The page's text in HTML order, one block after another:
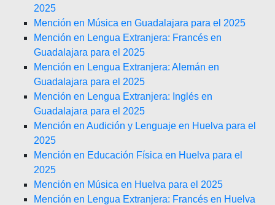
2025
Mención en Música en Guadalajara para el 2025
Mención en Lengua Extranjera: Francés en
Guadalajara para el 2025
Mención en Lengua Extranjera: Alemán en
Guadalajara para el 2025
Mención en Lengua Extranjera: Inglés en
Guadalajara para el 2025
Mención en Audición y Lenguaje en Huelva para el
2025
Mención en Educación Física en Huelva para el
2025
Mención en Música en Huelva para el 2025
Mención en Lengua Extranjera: Francés en Huelva